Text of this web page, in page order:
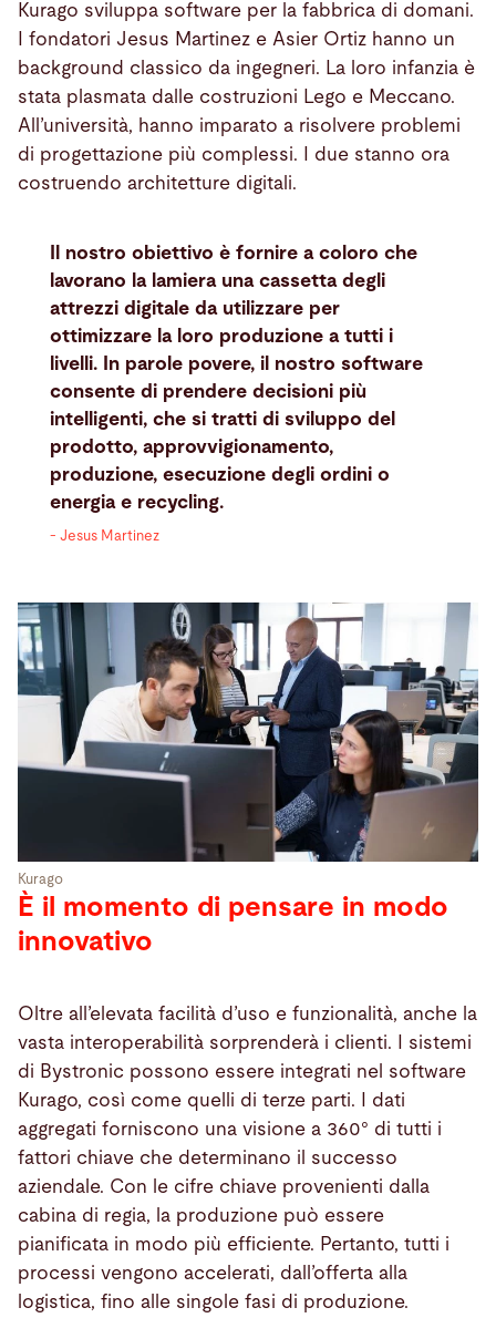
Kurago sviluppa software per la fabbrica di domani.
I fondatori Jesus Martinez e Asier Ortiz hanno un
background classico da ingegneri. La loro infanzia è
stata plasmata dalle costruzioni Lego e Meccano.
All’università, hanno imparato a risolvere problemi
di progettazione più complessi. I due stanno ora
costruendo architetture digitali.
Il nostro obiettivo è fornire a coloro che
lavorano la lamiera una cassetta degli
attrezzi digitale da utilizzare per
ottimizzare la loro produzione a tutti i
livelli. In parole povere, il nostro software
consente di prendere decisioni più
intelligenti, che si tratti di sviluppo del
prodotto, approvvigionamento,
produzione, esecuzione degli ordini o
energia e recycling.
- Jesus Martinez
Kurago
È il momento di pensare in modo
innovativo
Oltre all’elevata facilità d’uso e funzionalità, anche la
vasta interoperabilità sorprenderà i clienti. I sistemi
di Bystronic possono essere integrati nel software
Kurago, così come quelli di terze parti. I dati
aggregati forniscono una visione a 360° di tutti i
fattori chiave che determinano il successo
aziendale. Con le cifre chiave provenienti dalla
cabina di regia, la produzione può essere
pianificata in modo più efficiente. Pertanto, tutti i
processi vengono accelerati, dall’offerta alla
logistica, fino alle singole fasi di produzione.